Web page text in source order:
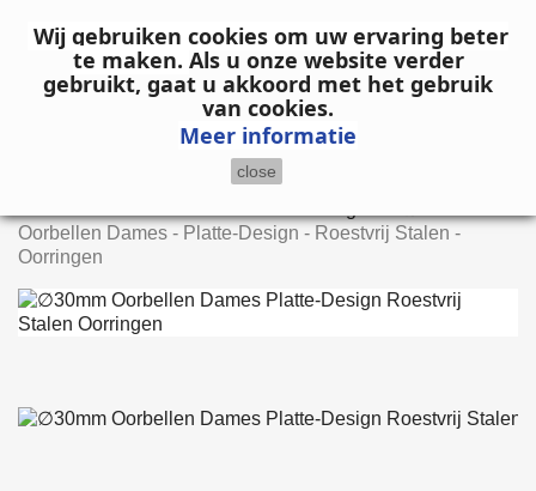

search
Oorbellen Dames - Platte-Design - Roestvrij Stalen -
Oorringen
Wij gebruiken cookies om uw ervaring beter
te maken. Als u onze website verder
gebruikt, gaat u akkoord met het gebruik
van cookies.
Meer informatie
close